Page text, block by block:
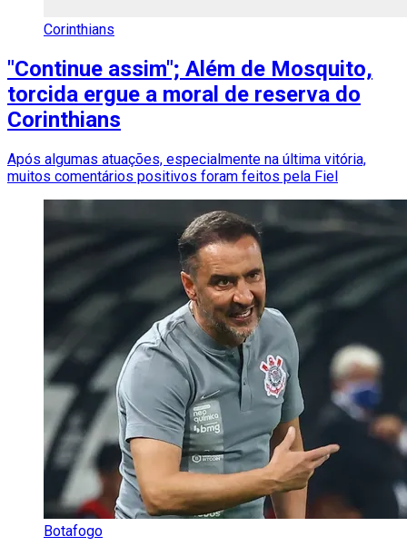
Corinthians
"Continue assim"; Além de Mosquito,
torcida ergue a moral de reserva do
Corinthians
Após algumas atuações, especialmente na última vitória,
muitos comentários positivos foram feitos pela Fiel
Botafogo